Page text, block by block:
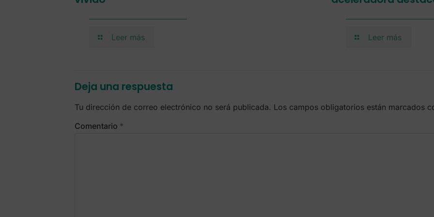
Leer más Leer más
Deja una respuesta
Tu dirección de correo electrónico no será publicada. Los campos obligatorios están marcados
Comentario *